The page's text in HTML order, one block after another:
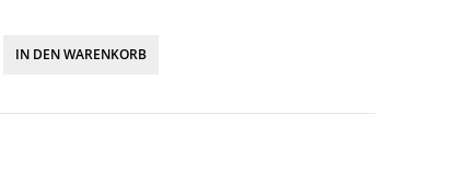
IN DEN WARENKORB